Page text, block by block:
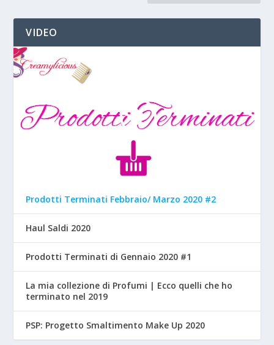
VIDEO
Prodotti Terminati Febbraio/ Marzo 2020 #2
Haul Saldi 2020
Prodotti Terminati di Gennaio 2020 #1
La mia collezione di Profumi | Ecco quelli che ho
terminato nel 2019
PSP: Progetto Smaltimento Make Up 2020